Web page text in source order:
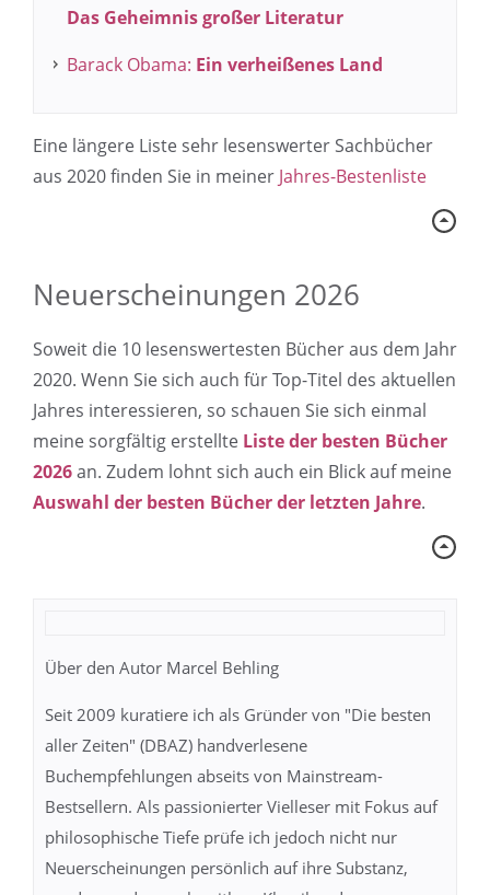
Das Geheimnis großer Literatur
Barack Obama: Ein verheißenes Land
Eine längere Liste sehr lesenswerter Sachbücher
aus 2020 finden Sie in meiner Jahres-Bestenliste
Neuerscheinungen 2026
Soweit die 10 lesenswertesten Bücher aus dem Jahr
2020. Wenn Sie sich auch für Top-Titel des aktuellen
Jahres interessieren, so schauen Sie sich einmal
meine sorgfältig erstellte Liste der besten Bücher
2026an. Zudem lohnt sich auch ein Blick auf meine
Auswahl der besten Bücher der letzten Jahre.
Über den Autor Marcel Behling
Seit 2009 kuratiere ich als Gründer von "Die besten
aller Zeiten" (DBAZ) handverlesene
Buchempfehlungen abseits von Mainstream-
Bestsellern. Als passionierter Vielleser mit Fokus auf
philosophische Tiefe prüfe ich jedoch nicht nur
Neuerscheinungen persönlich auf ihre Substanz,